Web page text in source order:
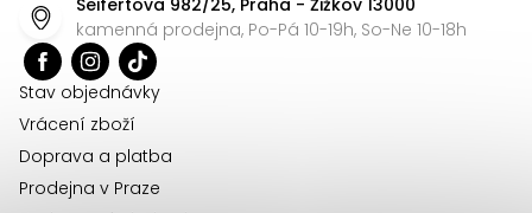
kamenná prodejna, Po-Pá 10-19h, So-Ne 10-18h
Stav objednávky
Vrácení zboží
Doprava a platba
Prodejna v Praze